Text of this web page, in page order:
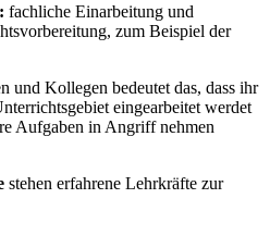
fachliche Einarbeitung und
zum Beispiel der
und Kollegen bedeutet das, dass ihr
eingearbeitet werdet
Aufgaben in Angriff nehmen
stehen erfahrene Lehrkräfte zur